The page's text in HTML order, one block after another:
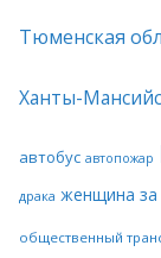
Тюменская
Ханты-
автобус автопожар
драка женщина за
общественный